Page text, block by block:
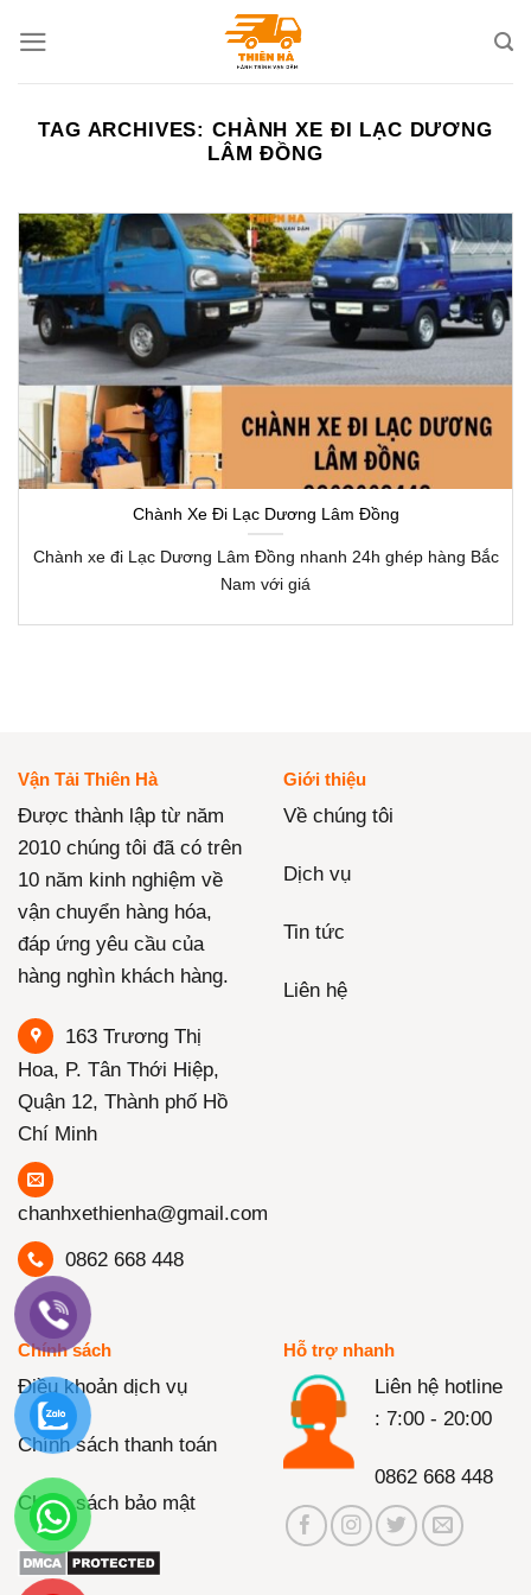
TAG ARCHIVES:CHÀNH XE ĐI LẠC DƯƠNG
LÂM ĐỒNG
Chành Xe Đi Lạc Dương Lâm Đồng
Chành xe đi Lạc Dương Lâm Đồng nhanh 24h ghép hàng Bắc
Nam với giá
Vận Tải Thiên Hà
Được thành lập từ năm
2010 chúng tôi đã có trên
10 năm kinh nghiệm về
vận chuyển hàng hóa,
đáp ứng yêu cầu của
hàng nghìn khách hàng.
163 Trương Thị
Hoa, P. Tân Thới Hiệp,
Quận 12, Thành phố Hồ
Chí Minh
chanhxethienha@gmail.com
0862 668 448
Giới thiệu
Về chúng tôi
Dịch vụ
Tin tức
Liên hệ
Chính sách
Điều khoản dịch vụ
Chính sách thanh toán
Chính sách bảo mật
Hỗ trợ nhanh
Liên hệ hotline
: 7:00 - 20:00
0862 668 448